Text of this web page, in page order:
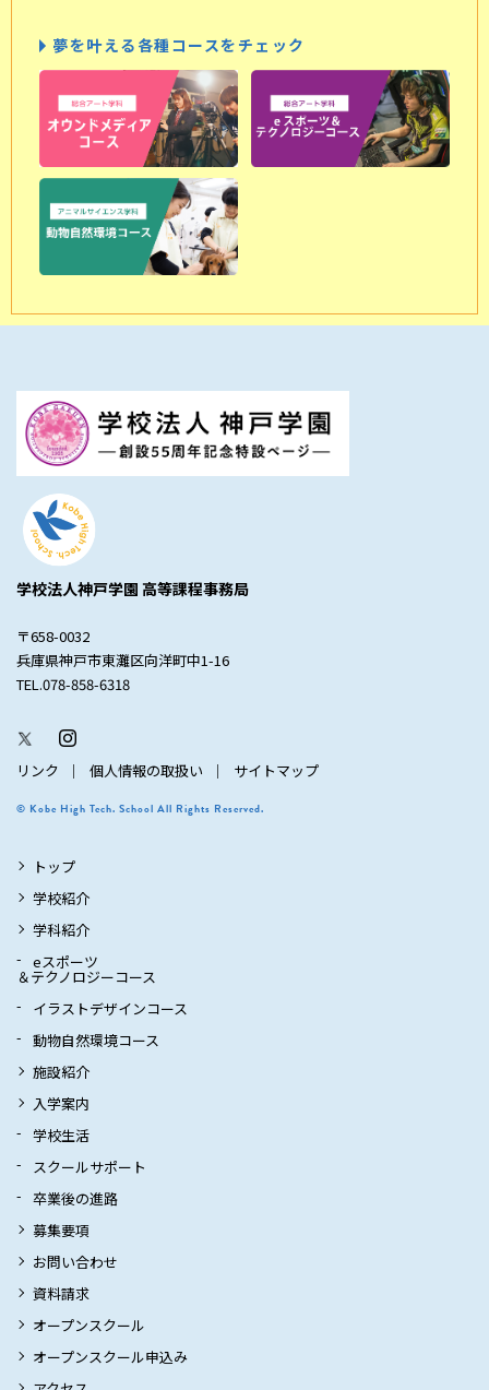
夢を叶える各種コースをチェック
学校法人神戸学園 高等課程事務局
〒658-0032
兵庫県神戸市東灘区向洋町中1-16
TEL.078-858-6318
リンク 個人情報の取扱い サイトマップ
© Kobe High Tech. School All Rights Reserved.
トップ
学校紹介
学科紹介
eスポーツ
＆テクノロジーコース
イラストデザインコース
動物自然環境コース
施設紹介
入学案内
学校生活
スクールサポート
卒業後の進路
募集要項
お問い合わせ
資料請求
オープンスクール
オープンスクール申込み